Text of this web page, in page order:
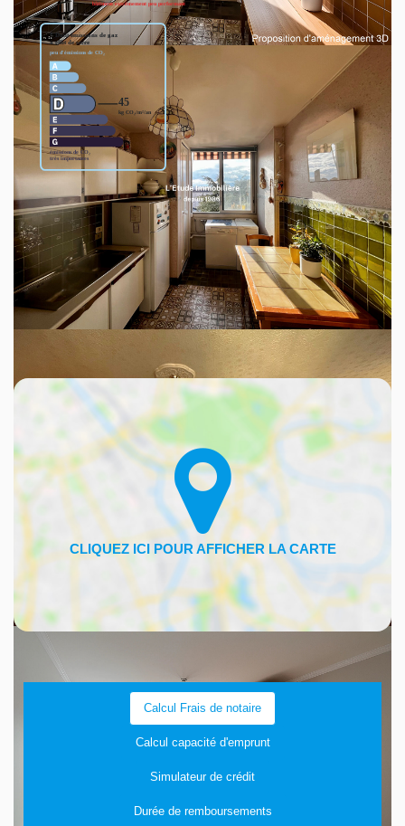
Montant estimé des dépenses annuelles d'énergie pour un
usage standard entre 1420€ et 1980€. indexées aux années
2021,2022 et 2023 (abonnement compris).
Découvrez votre futur quartier
Avec votre expert L'ÉTUDE IMMOBILIÈRE ET FONCIÈRE
Calcul Frais de notaire
Calcul capacité d'emprunt
Simulateur de crédit
Durée de remboursements